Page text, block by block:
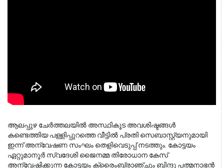
ആലപ്പുഴ ചേര്‍ത്തലയില്‍ അസ്ഥികൂട അവശിഷ്ടങ്ങള്‍
കണ്ടെത്തിയ പള്ളിപ്പുറത്തെ വീട്ടില്‍ പ്രതി സെബാസ്റ്റ്യനുമായി
ഇന്ന് അന്വേഷണ സംഘം തെളിവെടുപ്പ് നടത്തും. കോട്ടയം
ഏറ്റുമാനൂര്‍ സ്വദേശി ജൈനമ്മ തിരോധാന കേസ്
അന്വേഷിക്കുന്ന കോട്ടയം ക്രൈംബ്രാഞ്ചും ബിന്ദു പത്മനാഭന്‍